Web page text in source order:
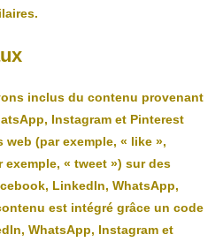
inclus du contenu provenant
Instagram et Pinterest
(par exemple, « like »,
« tweet ») sur des
LinkedIn, WhatsApp,
est intégré grâce un code
WhatsApp, Instagram et